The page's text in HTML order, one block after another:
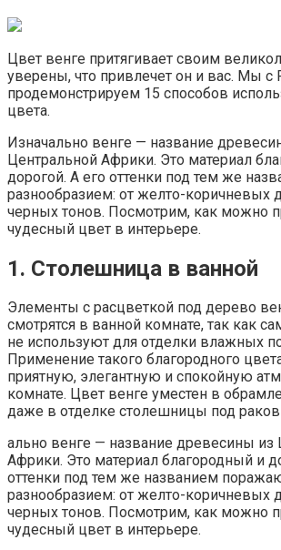
Цвет венге притягивает своим
уверены, что привлечет он и вас. Мы с
продемонстрируем 15 способов
цвета.
Изначально венге — название
Центральной Африки. Это материал
дорогой. А его оттенки под тем же
разнообразием: от желто-коричневых
черных тонов. Посмотрим, как можно
чудесный цвет в интерьере.
1. Столешница в ванной
Элементы с расцветкой под дерево
смотрятся в ванной комнате, так как
не используют для отделки влажных
Применение такого благородного
приятную, элегантную и спокойную
комнате. Цвет венге уместен в
даже в отделке столешницы под
ально венге — название древесины из
Африки. Это материал благородный и
оттенки под тем же названием
разнообразием: от желто-коричневых
черных тонов. Посмотрим, как можно
чудесный цвет в интерьере.